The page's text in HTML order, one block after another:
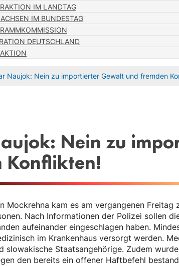
IM LANDTAG
IM BUNDESTAG
DEUTSCHLAND
Naujok: Nein zu importierter Gewalt und fremden
Nein zu
Konflikten!
Mockrehna kam es am vergangenen
Nach Informationen der Polizei sollen
aufeinander eingeschlagen haben.
im Krankenhaus versorgt werden.
slowakische Staatsangehörige. Zudem
den bereits ein offener Haftbefehl